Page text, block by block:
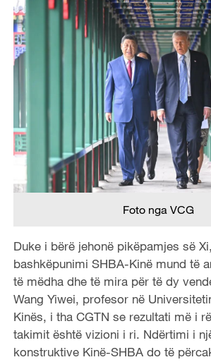
Foto nga VCG
Duke i bërë jehonë pikëpamjes së
bashkëpunimi SHBA-Kinë mund të
të mëdha dhe të mira për të dy
Wang Yiwei, profesor në
Kinës, i tha CGTN se rezultati më i
takimit është vizioni i ri. Ndërtimi i
konstruktive Kinë-SHBA do të